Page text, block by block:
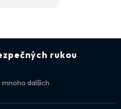
rukou
mnoho dalších